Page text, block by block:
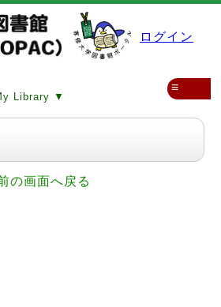
ログイン
Library ▼
≡
の画面へ戻る